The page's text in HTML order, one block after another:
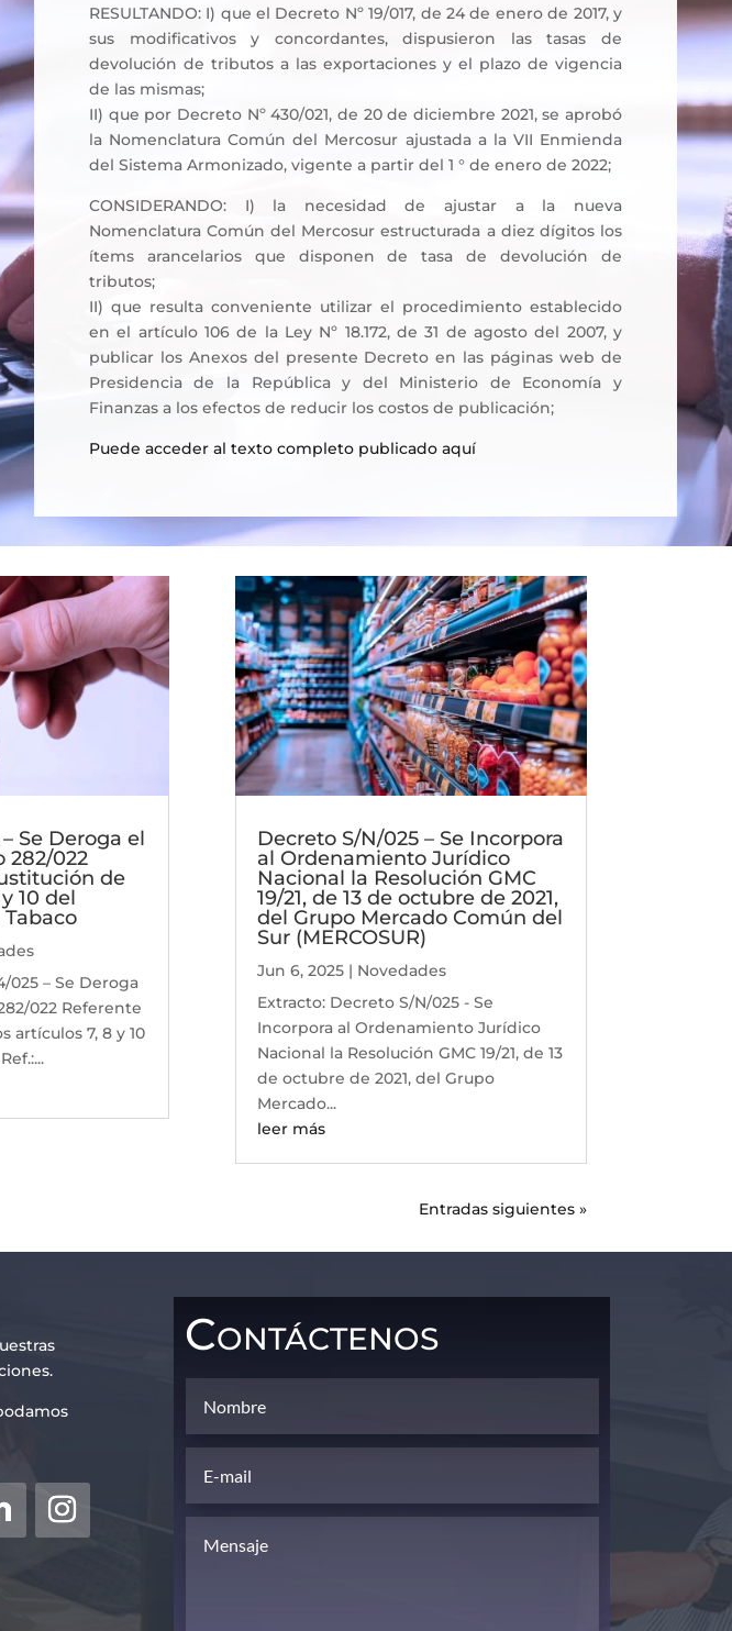
RESULTANDO: I) que el Decreto Nº 19/017, de 24 de enero de 2017, y
sus modificativos y concordantes, dispusieron las tasas de
devolución de tributos a las exportaciones y el plazo de vigencia
de las mismas;
II) que por Decreto Nº 430/021, de 20 de diciembre 2021, se aprobó
la Nomenclatura Común del Mercosur ajustada a la VII Enmienda
del Sistema Armonizado, vigente a partir del 1 ° de enero de 2022;
CONSIDERANDO: I) la necesidad de ajustar a la nueva
Nomenclatura Común del Mercosur estructurada a diez dígitos los
ítems arancelarios que disponen de tasa de devolución de
tributos;
II) que resulta conveniente utilizar el procedimiento establecido
en el artículo 106 de la Ley Nº 18.172, de 31 de agosto del 2007, y
publicar los Anexos del presente Decreto en las páginas web de
Presidencia de la República y del Ministerio de Economía y
Finanzas a los efectos de reducir los costos de publicación;
Puede acceder al texto completo publicado aquí
Se Deroga el
282/022
de
10 del
Tabaco
025 – Se Deroga
022 Referente
artículos 7, 8 y 10
Decreto S/N/025 – Se Incorpora
al Ordenamiento Jurídico
Nacional la Resolución GMC
19/21, de 13 de octubre de 2021,
del Grupo Mercado Común del
Sur (MERCOSUR)
Jun 6, 2025| Novedades
Extracto: Decreto S/N/025 - Se
Incorpora al Ordenamiento Jurídico
Nacional la Resolución GMC 19/21, de 13
de octubre de 2021, del Grupo
Mercado...
leer más
Entradas siguientes »
Contáctenos